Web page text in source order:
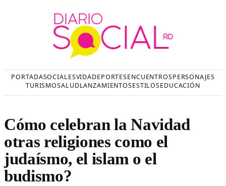
PORTADASOCIALESVIDADEPORTESENCUENTROSPERSONAJES
TURISMOSALUDLANZAMIENTOSESTILOSEDUCACIÓN
Cómo celebran la Navidad
otras religiones como el
judaísmo, el islam o el
budismo?